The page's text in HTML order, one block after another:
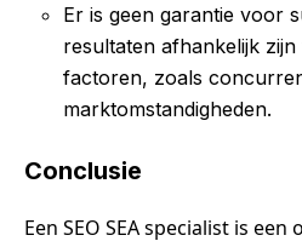
Er is geen garantie voor
resultaten afhankelijk
factoren, zoals
marktomstandigheden.
Conclusie
Een SEO SEA specialist is